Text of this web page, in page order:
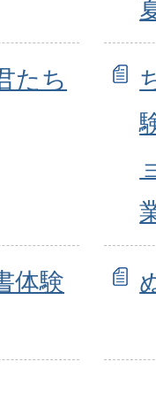
たち
体験